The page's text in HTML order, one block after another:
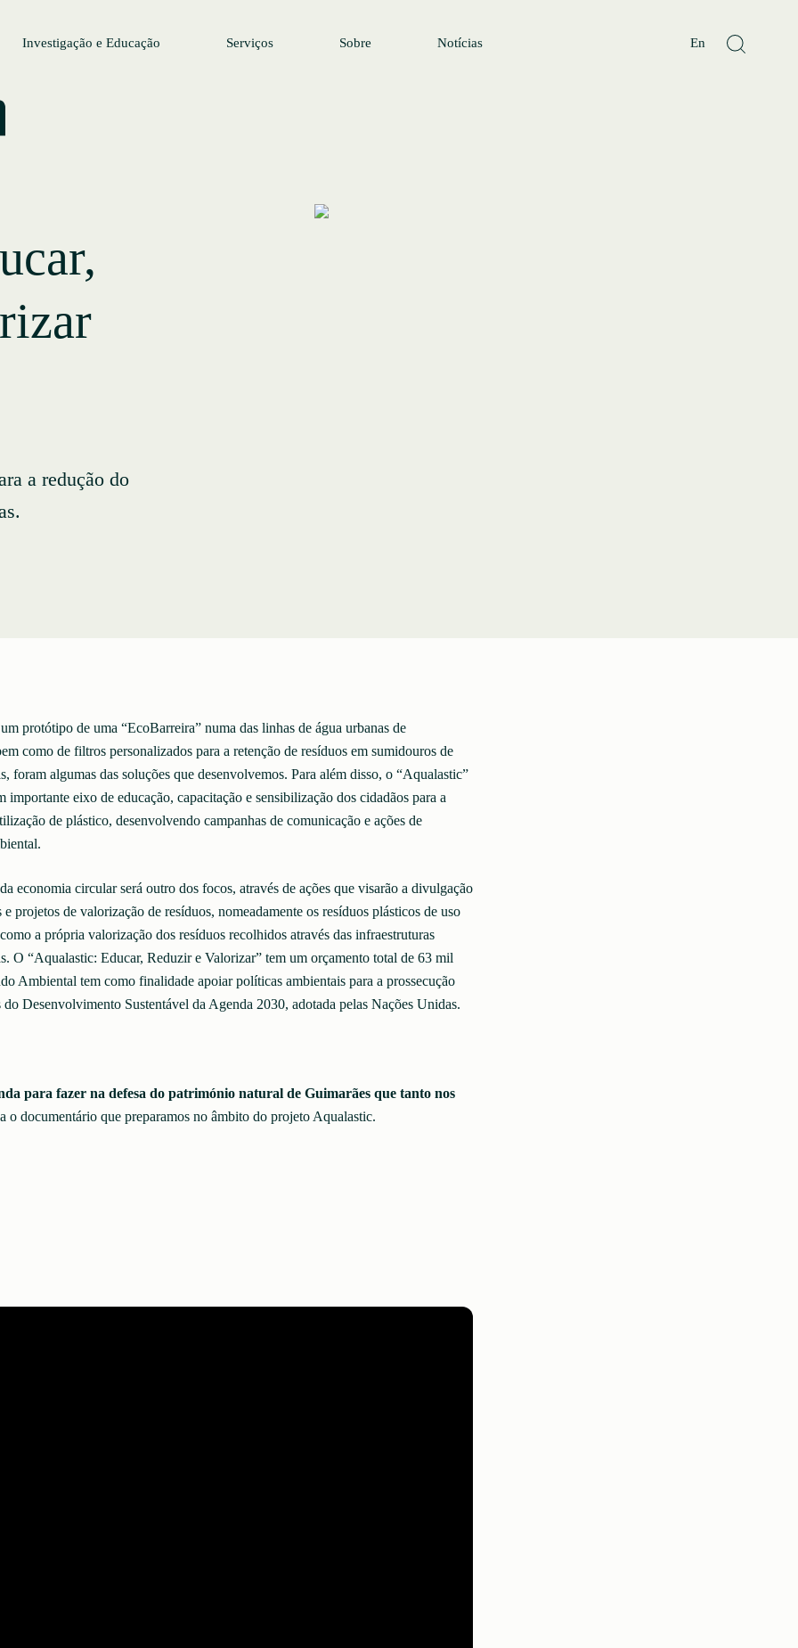
Investigação e Educação Serviços Sobre Notícias En
a redução do
protótipo de uma “EcoBarreira” numa das linhas de água urbanas de
como de filtros personalizados para a retenção de resíduos em sumidouros de
foram algumas das soluções que desenvolvemos. Para além disso, o “Aqualastic”
importante eixo de educação, capacitação e sensibilização dos cidadãos para a
de plástico, desenvolvendo campanhas de comunicação e ações de
economia circular será outro dos focos, através de ações que visarão a divulgação
e projetos de valorização de resíduos, nomeadamente os resíduos plásticos de uso
a própria valorização dos resíduos recolhidos através das infraestruturas
O “Aqualastic: Educar, Reduzir e Valorizar” tem um orçamento total de 63 mil
Ambiental tem como finalidade apoiar políticas ambientais para a prossecução
Desenvolvimento Sustentável da Agenda 2030, adotada pelas Nações Unidas.
para fazer na defesa do património natural de Guimarães que tanto nos
o documentário que preparamos no âmbito do projeto Aqualastic.